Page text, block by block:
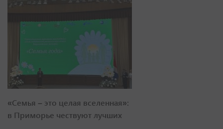
«Семья – это целая вселенная»:
в Приморье чествуют лучших